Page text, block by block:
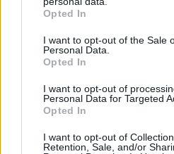
grant or deny consent to Google
use your data for below specified
consent section.
Opted In
I want to opt-out of the Sale
Personal Data.
Opted In
I want to opt-out of
Personal Data for Targeted
Opted In
I want to opt-out of
Retention, Sale, and/or
χιλιάδες πολίτες σε όλη
λιγότερο εκτεταμένες από
χρόνια.
Οι ροές των ποταμών
όρου για έντεκα μήνες
Ευρώπη, με το 70% των